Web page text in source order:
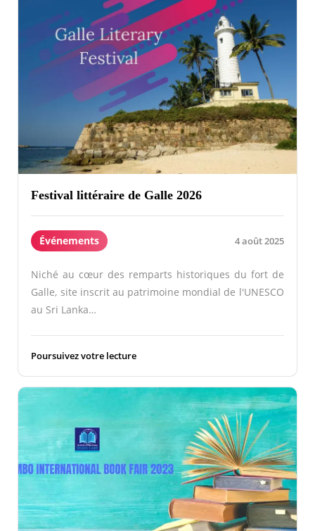
Festival littéraire de Galle 2026
Événements 4 août 2025
Niché au cœur des remparts historiques du fort de
Galle, site inscrit au patrimoine mondial de l'UNESCO
au Sri Lanka…
Poursuivez votre lecture